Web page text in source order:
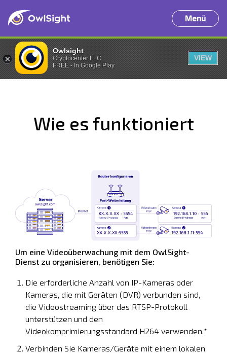
Menü
Wie es funktioniert
Um eine Videoüberwachung mit dem OwlSight-
Dienst zu organisieren, benötigen Sie:
Die erforderliche Anzahl von IP-Kameras oder
Kameras, die mit Geräten (DVR) verbunden sind,
die Videostreaming über das RTSP-Protokoll
unterstützen und den
Videokomprimierungsstandard H264 verwenden.*
Verbinden Sie Kameras/Geräte mit einem lokalen
Owlsight
Cryptocenter LLC
FREE - In Google Play
VIEW